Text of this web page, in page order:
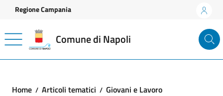
Vai ai contenuti
Vai al footer
Regione Campania
Comune di Napoli
Home Articoli tematici
Giovani e Lavoro